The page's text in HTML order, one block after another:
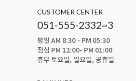
CUSTOMER CENTER
051-555-2332~3
평일 AM 8:30 - PM 05:30
점심 PM 12:00- PM 01:00
휴무 토요일, 일요일, 공휴일